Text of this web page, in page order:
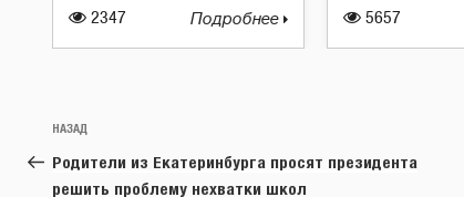
2347 Подробнее 5657
Навигация
по
записям
Предыдущая
запись:
НАЗАД
Родители из Екатеринбурга просят президента
решить проблему нехватки школ